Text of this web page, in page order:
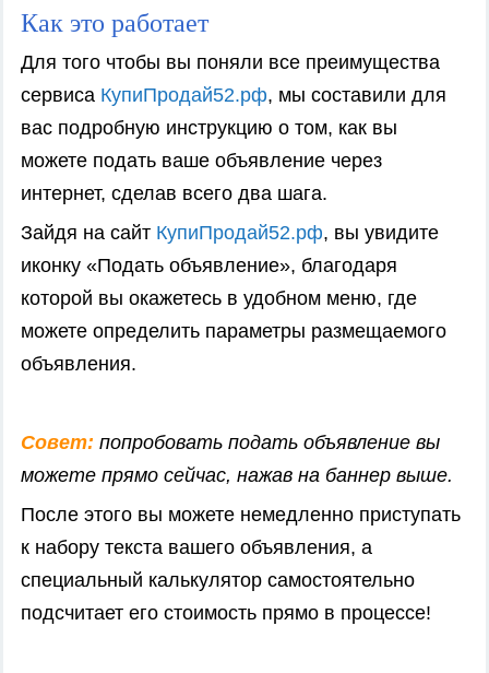
Как это работает
Для того чтобы вы поняли все преимущества
сервиса КупиПродай52.рф, мы составили для
вас подробную инструкцию о том, как вы
можете подать ваше объявление через
интернет, сделав всего два шага.
Зайдя на сайт КупиПродай52.рф, вы увидите
иконку «Подать объявление», благодаря
которой вы окажетесь в удобном меню, где
можете определить параметры размещаемого
объявления.
Совет: попробовать подать объявление вы
можете прямо сейчас, нажав на баннер выше.
После этого вы можете немедленно приступать
к набору текста вашего объявления, а
специальный калькулятор самостоятельно
подсчитает его стоимость прямо в процессе!